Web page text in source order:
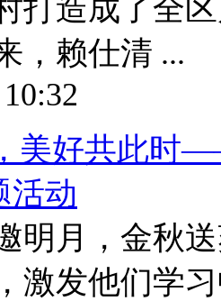
打造成了全
，赖仕清 ...
美好共此时
活动
明月，金秋
激发他们学